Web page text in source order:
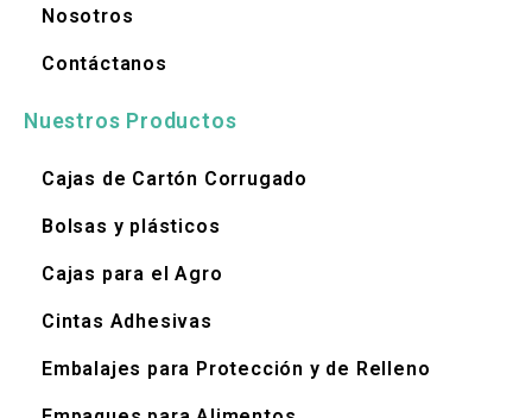
Nosotros
Contáctanos
Nuestros Productos
Cajas de Cartón Corrugado
Bolsas y plásticos
Cajas para el Agro
Cintas Adhesivas
Embalajes para Protección y de Relleno